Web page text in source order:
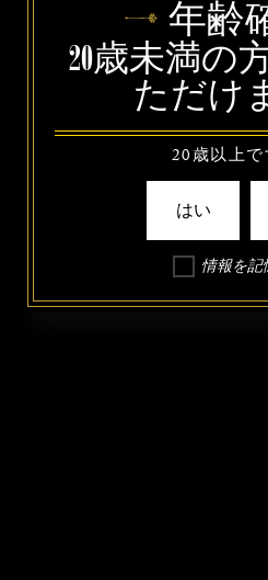
年齢
20歳未満の
ただけ
20歳以上で
はい
情報を記